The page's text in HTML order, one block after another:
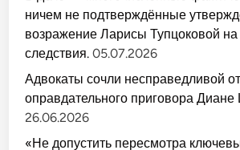
ничем не подтверждённые
возражение Ларисы Тупцоковой
следствия. 05.07.2026
Адвокаты сочли несправедливой
оправдательного приговора
26.06.2026
«Не допустить пересмотра